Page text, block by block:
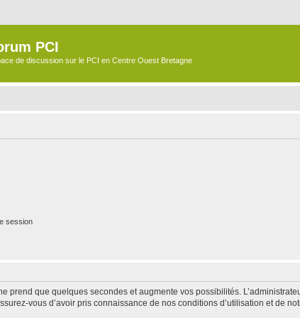
PCI
de discussion sur le PCI en Centre Ouest Bretagne
session
prend que quelques secondes et augmente vos possibilités.
vous d’avoir pris connaissance de nos conditions d’utilisation et de